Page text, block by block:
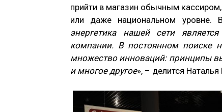
прийти в магазин обычным
или даже национальном уровне.
энергетика нашей сети является
компании. В постоянном поиске
множество инноваций: принципы
и многое другое», – делится